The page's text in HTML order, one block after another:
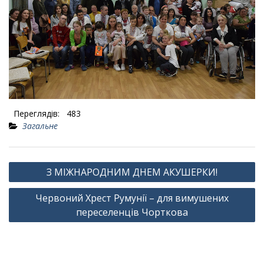
Переглядів:
483
Загальне
Навігація
записів
З МІЖНАРОДНИМ ДНЕМ АКУШЕРКИ!
Червоний Хрест Румунії – для вимушених
переселенців Чорткова